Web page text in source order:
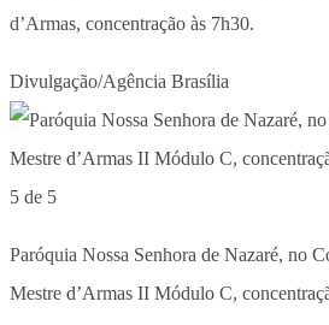
d’Armas, concentração às 7h30.
Divulgação/Agência Brasília
5 de 5
Paróquia Nossa Senhora de Nazaré, no
Mestre d’Armas II Módulo C,